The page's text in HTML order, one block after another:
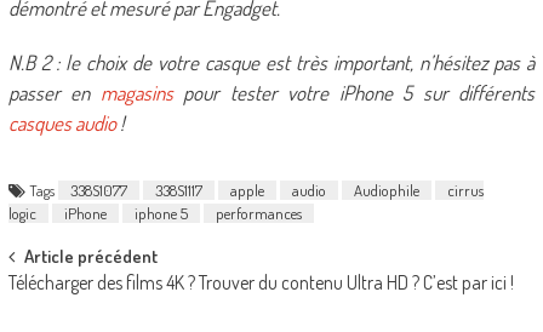
démontré et mesuré par Engadget.
N.B 2 : le choix de votre casque est très important, n’hésitez pas à
passer en magasinspour tester votre iPhone 5 sur différents
casques audio!
Tags 338S1077 338S1117 apple audio Audiophile
cirrus
logic
iPhone iphone 5 performances
Post
navigation
Article précédent
Télécharger des films 4K ? Trouver du contenu Ultra HD ? C’est par ici !